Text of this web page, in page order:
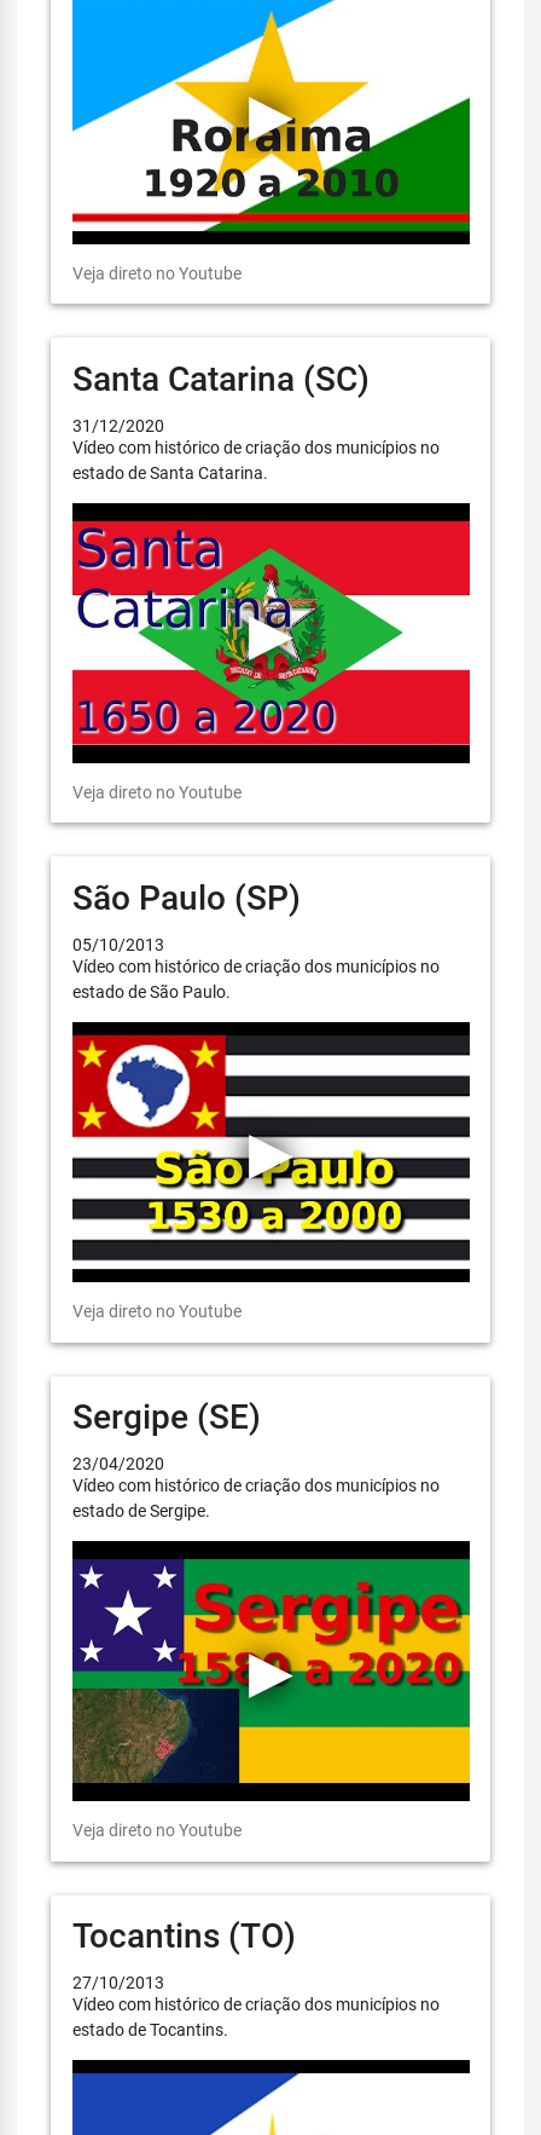
Veja direto no Youtube
Santa Catarina (SC)
31/12/2020
Vídeo com histórico de criação dos municípios no
estado de Santa Catarina.
Veja direto no Youtube
São Paulo (SP)
05/10/2013
Vídeo com histórico de criação dos municípios no
estado de São Paulo.
Veja direto no Youtube
Sergipe (SE)
23/04/2020
Vídeo com histórico de criação dos municípios no
estado de Sergipe.
Veja direto no Youtube
Tocantins (TO)
27/10/2013
Vídeo com histórico de criação dos municípios no
estado de Tocantins.